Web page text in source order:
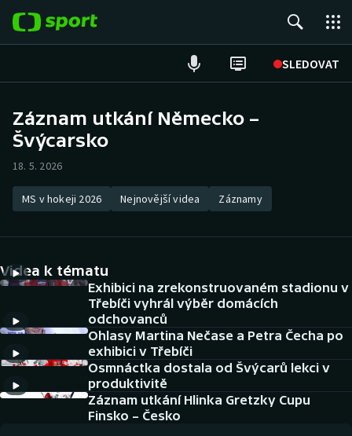
SLEDOVAT
Hokej
Atletika
DALŠÍ SPORTY
Americký fotbal
Baseball a softbal
Basketbal
NEPŘEHLÉDNĚTE
Soutěže
Historické návraty
Záznam utkání Německo –
Švýcarsko
18. 5. 2026
MS v hokeji 2026 Nejnovější videa Záznamy
Videa k tématu
Exhibici na zrekonstruovaném stadionu v
Třebíči vyhrál výběr domácích
odchovanců
Ohlasy Martina Nečase a Petra Čecha po
exhibici v Třebíči
Osmnáctka dostala od Švýcarů lekci v
produktivitě
Záznam utkání Hlinka Gretzky Cupu
Finsko – Česko